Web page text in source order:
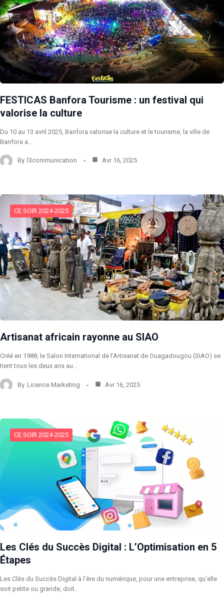
FESTICAS Banfora Tourisme : un festival qui
valorise la culture
Du 10 au 13 avril 2025, Banfora valorise la culture et le tourisme, la ville de
Banfora a…
By l3communication Avr 16, 2025
CE SOIR 2024-2025
Artisanat africain rayonne au SIAO
Créé en 1988, le Salon International de l’Artisanat de Ouagadougou (SIAO) se
tient tous les deux ans au…
By Licence Marketing Avr 16, 2025
CE SOIR 2024-2025
Les Clés du Succès Digital : L’Optimisation en 5
Étapes
Les Clés du Succès Digital à l’ère du numérique, pour une entreprise, qu’elle
soit petite ou grande, doit…